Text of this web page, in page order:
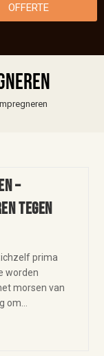
OFFERTE
–
tegen
prima
worden
morsen van
om…